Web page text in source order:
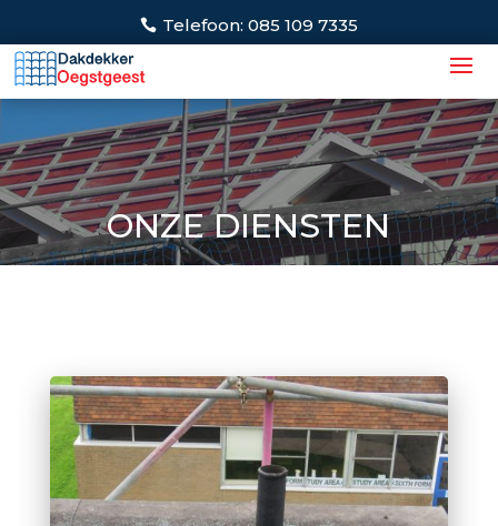
Telefoon: 085 109 7335
ONZE DIENSTEN